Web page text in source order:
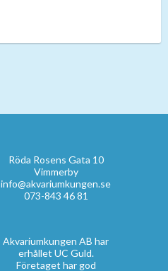
Röda Rosens Gata 10
Vimmerby
info@akvariumkungen.se
073-843 46 81
Akvariumkungen AB har
erhållet UC Guld.
Företaget har god